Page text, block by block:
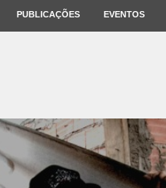
PUBLICAÇÕES EVENTOS